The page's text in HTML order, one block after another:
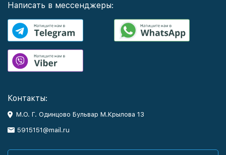
Написать в мессенджеры:
Контакты:
М.О. Г. Одинцово Бульвар М.Крылова 13
5915151@mail.ru